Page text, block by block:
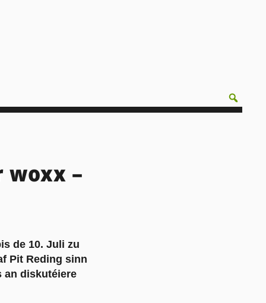
woxx –
de 10. Juli zu
Pit Reding sinn
an diskutéiere